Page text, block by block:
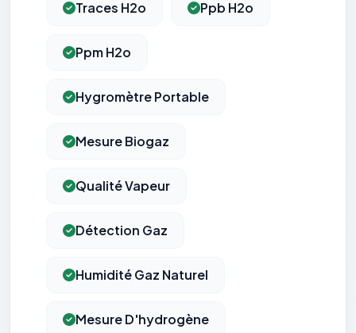
Traces H2o Ppb H2o
Ppm H2o
Hygromètre Portable
Mesure Biogaz
Qualité Vapeur
Détection Gaz
Humidité Gaz Naturel
Mesure D'hydrogène